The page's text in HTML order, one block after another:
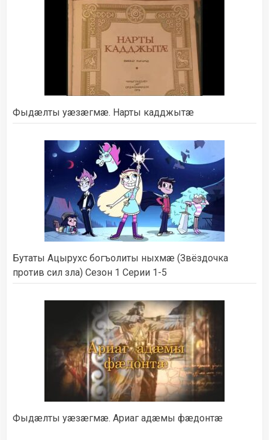
Фыдæлты уæзæгмæ. Нарты кадджытæ
Бутаты Ацырухс богъолиты ныхмæ (Звёздочка
против сил зла) Сезон 1 Серии 1-5
Фыдæлты уæзæгмæ. Ариаг адæмы фæдонтæ